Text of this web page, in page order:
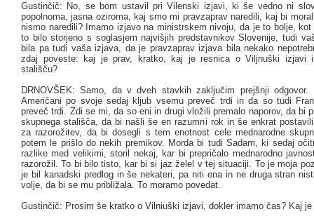
Gustinčič: No, se bom ustavil pri Vilenski izjavi, ki še vedno ni
popolnoma, jasna oziroma, kaj smo mi pravzaprav naredili, kaj bi
nismo naredili? Imamo izjavo na ministrskem nivoju, da je to bolje,
to bilo storjeno s soglasjem najvišjih predstavnikov Slovenije, tudi
bila pa tudi vaša izjava, da je pravzaprav izjava bila nekako
zdaj poveste: kaj je prav, kratko, kaj je resnica o Viljnuški izjavi
stališču?
DRNOVŠEK: Samo, da v dveh stavkih zaključim prejšnji
Američani po svoje sedaj kljub vsemu preveč trdi in da so tudi
preveč trdi. Zdi se mi, da so eni in drugi vložili premalo naporov, da bi
skupnega stališča, da bi našli še en razumni rok in še enkrat
za razorožitev, da bi dosegli s tem enotnost cele mednarodne
potem le prišlo do nekih premikov. Morda bi tudi Sadam, ki sedaj
razlike med velikimi, storil nekaj, kar bi prepričalo mednarodno
razorožil. To bi bilo tisto, kar bi si jaz želel v tej situaciji. To je moja
je bil kanadski predlog in še nekateri, pa niti ena in ne druga stran
volje, da bi se mu približala. To moramo povedat.
Gustinčič: Prosim še kratko o Vilniuški izjavi, dokler imamo čas? Kaj je